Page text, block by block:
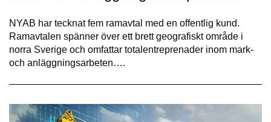
NYAB har tecknat fem ramavtal med en offentlig kund.
Ramavtalen spänner över ett brett geografiskt område i
norra Sverige och omfattar totalentreprenader inom mark-
och anläggningsarbeten….